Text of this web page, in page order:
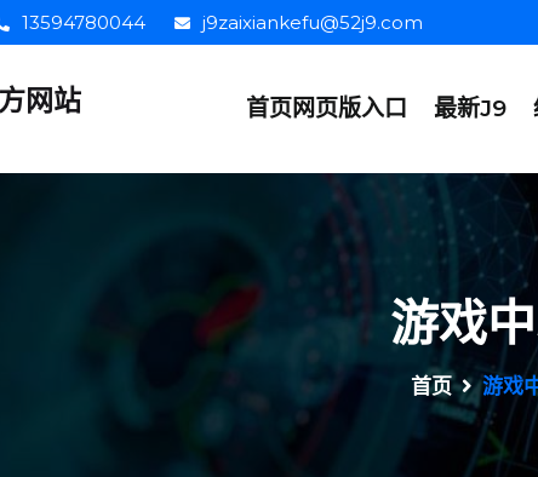
13594780044 j9zaixiankefu@52j9.com
首页网页版入口 最新J9
游戏
首页 游戏